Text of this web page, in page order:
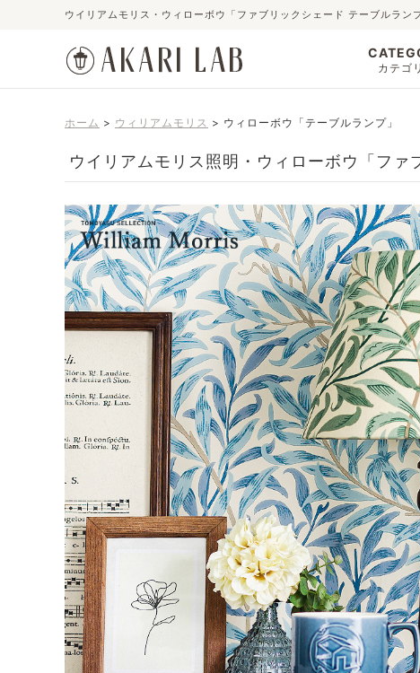
ウイリアムモリス・ウィローボウ「ファブリックシェード テーブルラン
カテゴ
ホーム ウィリアムモリス ウィローボウ「テーブルランプ」
ウイリアムモリス照明・ウィローボウ「ファ